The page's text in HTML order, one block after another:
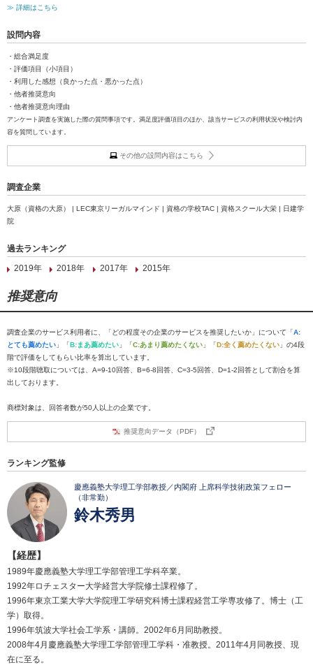
≫ 詳細はこちら
設問内容
・総合満足度
・評価項目（小項目）
・利用した感想（良かった点・悪かった点）
・他者推奨意向
・他者推奨意向理由
アンケート調査を実施した際の質問事項です。満足度評価項目のほか、該当サービスの利用状況や検討内
容を質問しています。
その他の設問内容はこちら
調査企業
大原（資格の大原） | LEC東京リーガルマインド | 資格の学校TAC | 資格スクール大栄 | 日建学
院
過去ランキング
2019年
2018年 2017年 2015年
推奨意向
調査企業のサービス利用者に、「どの程度その企業のサービスを推奨したいか」について「A:
とても薦めたい 」「B:まあ薦めたい 」「C:あまり薦めたくない 」「D:全く薦めたくない 」の4段
階で評価をしてもらい比率を算出しています。
※10段階聴取については、A=9-10回答、B=6-8回答、C=3-5回答、D=1-2回答として割合を算
出しております。
商標対象は、回答者数が50人以上の企業です。
推奨意向データ（PDF）
ランキング監修
慶應義塾大学理工学部教授／内閣府 上席科学技術政策フェロー
（非常勤）
鈴木秀男
【経歴】
1989年慶應義塾大学理工学部管理工学科卒業。
1992年ロチェスター大学経営大学院修士課程修了。
1996年東京工業大学大学院理工学研究科博士課程経営工学専攻修了。博士（工
学）取得。
1996年筑波大学社会工学系・講師。2002年6月同助教授。
2008年4月慶應義塾大学理工学部管理工学科・准教授。2011年4月同教授、現
在に至る。